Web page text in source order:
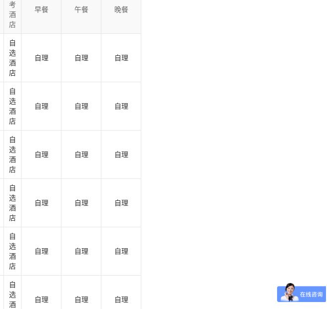
考
酒
店
早餐 午餐 晚餐
自
选
酒
店
自理 自理 自理
自
选
酒
店
自理 自理 自理
自
选
酒
店
自理 自理 自理
自
选
酒
店
自理 自理 自理
自
选
酒
店
自理 自理 自理
自
选
酒
自理 自理 自理